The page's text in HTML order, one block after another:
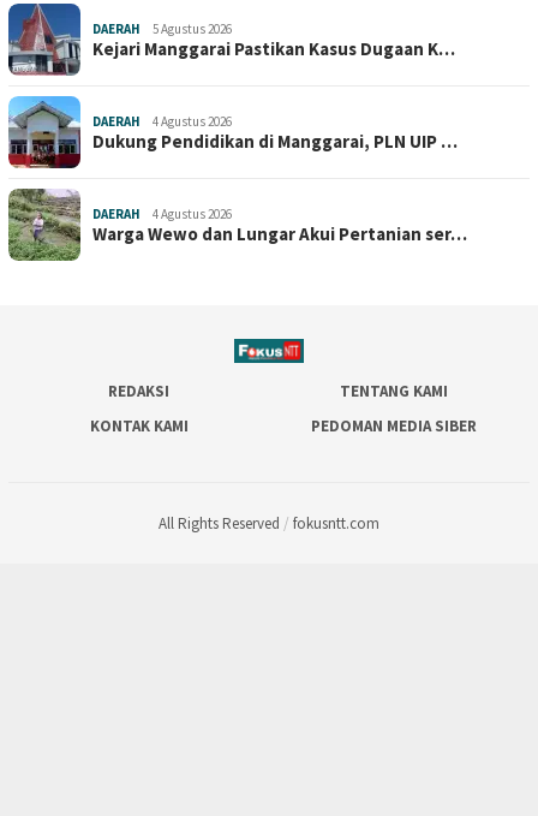
DAERAH 5 Agustus 2026
Kejari Manggarai Pastikan Kasus Dugaan K…
DAERAH 4 Agustus 2026
Dukung Pendidikan di Manggarai, PLN UIP …
DAERAH 4 Agustus 2026
Warga Wewo dan Lungar Akui Pertanian ser…
REDAKSI
TENTANG KAMI
KONTAK KAMI
PEDOMAN MEDIA SIBER
All Rights Reserved / fokusntt.com